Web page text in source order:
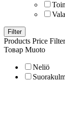
Filter
Products Price Filter
Товар Muoto
Neliö